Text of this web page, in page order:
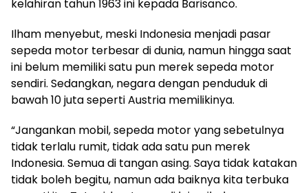
kelahiran tahun 1963 ini kepada Barisanco.
Ilham menyebut, meski Indonesia menjadi pasar
sepeda motor terbesar di dunia, namun hingga saat
ini belum memiliki satu pun merek sepeda motor
sendiri. Sedangkan, negara dengan penduduk di
bawah 10 juta seperti Austria memilikinya.
“Jangankan mobil, sepeda motor yang sebetulnya
tidak terlalu rumit, tidak ada satu pun merek
Indonesia. Semua di tangan asing. Saya tidak katakan
tidak boleh begitu, namun ada baiknya kita terbuka